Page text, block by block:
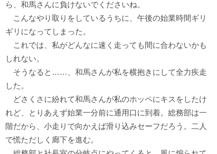
ら、和馬さんに負けないでくださいね。
こんなやり取りをしているうちに、午後の始業時間ギリ
ギリになってしまった。
これでは、私がどんなに速く走っても間に合わないかも
しれない。
そうなると……、和馬さんが私を横抱きにして全力疾走
した。
どさくさに紛れて和馬さんが私のホッペにキスをしたけ
れど、とりあえず始業一分前に通用口に到着。総務部は一
階だから、小走りで向かえば滑り込みセーフだろう。二人
で慌ただしく廊下を進む。